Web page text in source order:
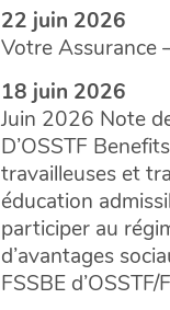
22 juin 2026
Votre Assurance
18 juin 2026
Juin 2026 Note
D’OSSTF
travailleuses et
éducation
participer au
d’avantages
FSSBE d’OSSTF/